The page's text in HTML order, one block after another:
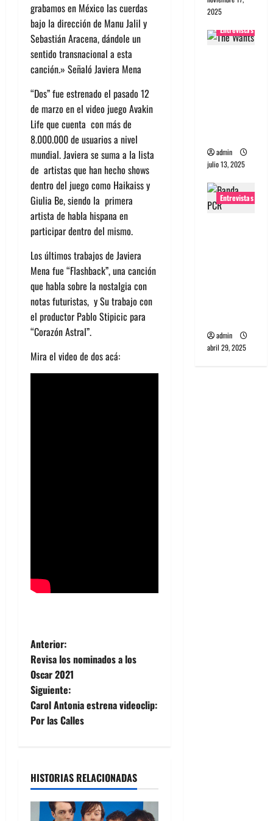
grabamos en México las cuerdas
bajo la dirección de Manu Jalil y
Sebastián Aracena, dándole un
sentido transnacional a esta
canción.» Señaló Javiera Mena
“Dos” fue estrenado el pasado 12
de marzo en el video juego Avakin
Life que cuenta con más de
8.000.000 de usuarios a nivel
mundial. Javiera se suma a la lista
de artistas que han hecho shows
dentro del juego como Haikaiss y
Giulia Be, siendo la primera
artista de habla hispana en
participar dentro del mismo.
Los últimos trabajos de Javiera
Mena fue “Flashback”, una canción
que habla sobre la nostalgia con
notas futuristas, y Su trabajo con
el productor Pablo Stipicic para
“Corazón Astral”.
Mira el video de dos acá:
N
a
v
e
a
c
Anterior:
Revisa los nominados a los
Oscar 2021
Siguiente:
Carol Antonia estrena videoclip:
Por las Calles
HISTORIAS RELACIONADAS
2025
Entrevistas
admin
julio 13, 2025
Entrevistas
admin
abril 29, 2025